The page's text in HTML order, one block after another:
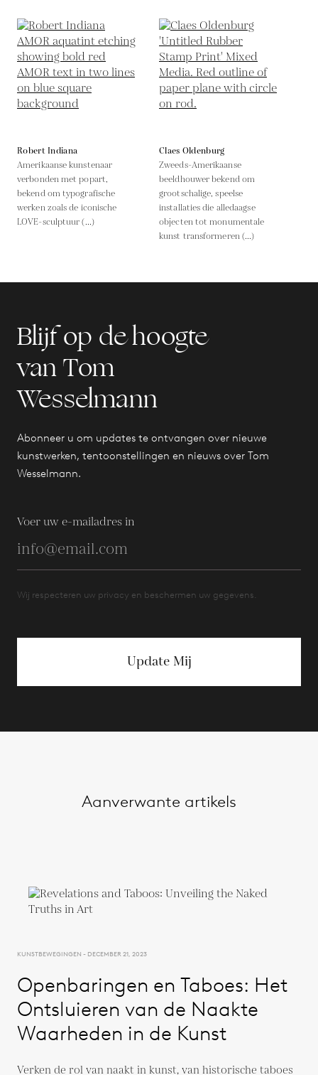
Robert Indiana
Amerikaanse kunstenaar
verbonden met popart,
bekend om typografische
werken zoals de iconische
LOVE-sculptuur (...)
Claes Oldenburg
Zweeds-Amerikaanse
beeldhouwer bekend om
grootschalige, speelse
installaties die alledaagse
objecten tot monumentale
kunst transformeren (...)
Blijf op de hoogte
van Tom
Wesselmann
Abonneer u om updates te ontvangen over nieuwe
kunstwerken, tentoonstellingen en nieuws over Tom
Wesselmann.
Voer uw e-mailadres in
Wij respecteren uw privacy en beschermen uw gegevens.
Update Mij
Aanverwante artikels
KUNSTBEWEGINGEN - DECEMBER 21, 2023
Openbaringen en Taboes: Het
Ontsluieren van de Naakte
Waarheden in de Kunst
Verken de rol van naakt in kunst, van historische taboes